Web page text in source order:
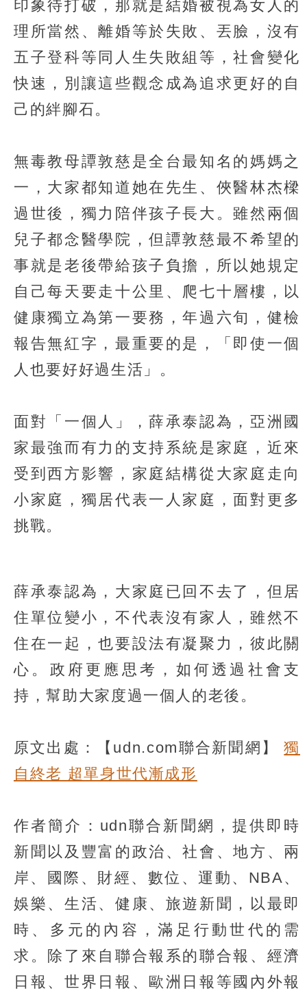
印象待打破，那就是結婚被視為女人的
理所當然、離婚等於失敗、丟臉，沒有
五子登科等同人生失敗組等，社會變化
快速，別讓這些觀念成為追求更好的自
己的絆腳石。
無毒教母譚敦慈是全台最知名的媽媽之
一，大家都知道她在先生、俠醫林杰樑
過世後，獨力陪伴孩子長大。雖然兩個
兒子都念醫學院，但譚敦慈最不希望的
事就是老後帶給孩子負擔，所以她規定
自己每天要走十公里、爬七十層樓，以
健康獨立為第一要務，年過六旬，健檢
報告無紅字，最重要的是，「即使一個
人也要好好過生活」。
面對「一個人」，薛承泰認為，亞洲國
家最強而有力的支持系統是家庭，近來
受到西方影響，家庭結構從大家庭走向
小家庭，獨居代表一人家庭，面對更多
挑戰。
薛承泰認為，大家庭已回不去了，但居
住單位變小，不代表沒有家人，雖然不
住在一起，也要設法有凝聚力，彼此關
心。政府更應思考，如何透過社會支
持，幫助大家度過一個人的老後。
原文出處：【udn.com聯合新聞網】獨
自終老 超單身世代漸成形
作者簡介：udn聯合新聞網，提供即時
新聞以及豐富的政治、社會、地方、兩
岸、國際、財經、數位、運動、NBA、
娛樂、生活、健康、旅遊新聞，以最即
時、多元的內容，滿足行動世代的需
求。除了來自聯合報系的聯合報、經濟
日報、世界日報、歐洲日報等國內外報